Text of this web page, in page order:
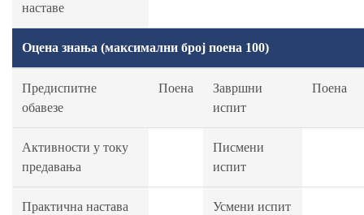
наставе
Оцена знања (максимални број поена 100)
Предиспитне
обавезе
Поена
Завршни
испит
Поена
Активности у току
предавања
Писмени
испит
Практична настава Усмени испит